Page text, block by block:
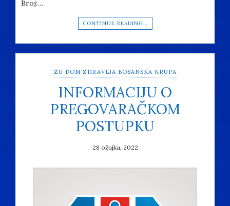
Broj:…
CONTINUE READING…
ZU DOM ZDRAVLJA BOSANSKA KRUPA
INFORMACIJU O
PREGOVARAČKOM
POSTUPKU
28 ožujka, 2022